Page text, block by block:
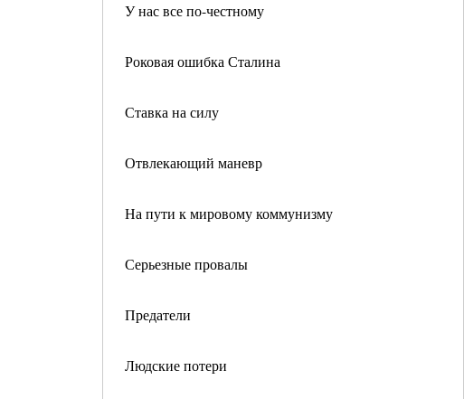
У нас все по-честному
Роковая ошибка Сталина
Ставка на силу
Отвлекающий маневр
На пути к мировому коммунизму
Серьезные провалы
Предатели
Людские потери